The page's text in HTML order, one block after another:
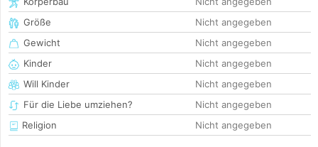
Größe
Nicht angegeben
Gewicht
Nicht angegeben
Kinder
Nicht angegeben
Will Kinder
Nicht angegeben
Für die Liebe umziehen?
Nicht angegeben
Religion
Nicht angegeben